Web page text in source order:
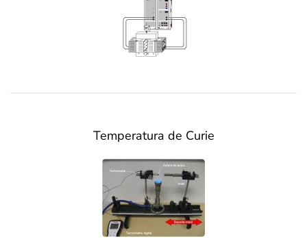
Temperatura de Curie